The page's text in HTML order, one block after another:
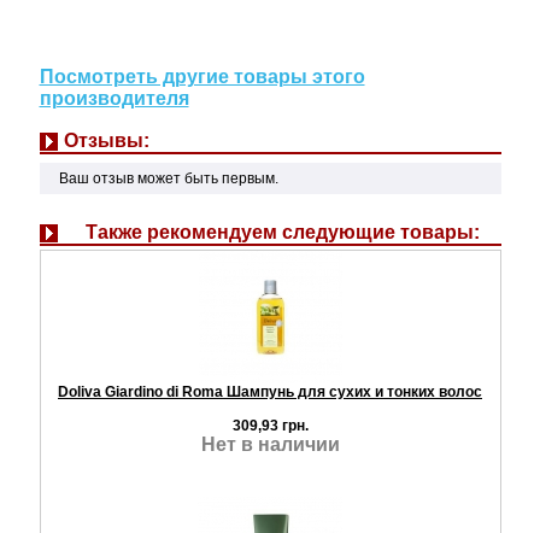
Посмотреть другие товары этого
производителя
Отзывы:
Ваш отзыв может быть первым.
Также рекомендуем следующие товары:
Doliva Giardino di Roma Шампунь для сухих и тонких волос
309,93 грн.
Нет в наличии